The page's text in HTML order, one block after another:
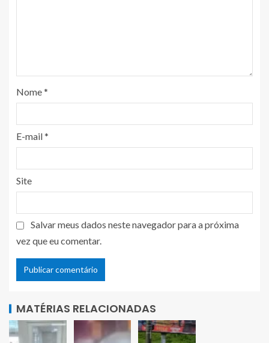
Nome*
E-mail*
Site
Salvar meus dados neste navegador para a próxima
vez que eu comentar.
MATÉRIAS RELACIONADAS